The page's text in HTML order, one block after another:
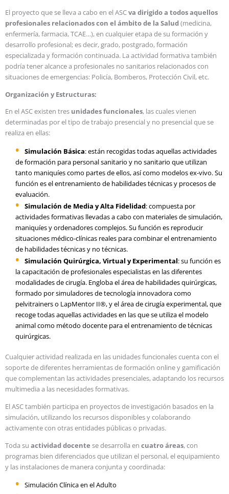
El proyecto que se lleva a cabo en el ASCva dirigido a todos aquellos
profesionales relacionados con el ámbito de la Salud(medicina,
enfermería, farmacia, TCAE…), en cualquier etapa de su formación y
desarrollo profesional; es decir, grado, postgrado, formación
especializada y formación continuada. La actividad formativa también
podría tener alcance a profesionales no sanitarios relacionados con
situaciones de emergencias: Policía, Bomberos, Protección Civil, etc.
Organización y Estructuras:
En el ASC existen tres unidades funcionales, las cuales vienen
determinadas por el tipo de trabajo presencial y no presencial que se
realiza en ellas:
Simulación Básica: están recogidas todas aquellas actividades
de formación para personal sanitario y no sanitario que utilizan
tanto maniquíes como partes de ellos, así como modelos ex-vivo. Su
función es el entrenamiento de habilidades técnicas y procesos de
evaluación.
Simulación de Media y Alta Fidelidad: compuesta por
actividades formativas llevadas a cabo con materiales de simulación,
maniquíes y ordenadores complejos. Su función es reproducir
situaciones médico-clínicas reales para combinar el entrenamiento
de habilidades técnicas y no técnicas.
Simulación Quirúrgica, Virtual y Experimental: su función es
la capacitación de profesionales especialistas en las diferentes
modalidades de cirugía. Engloba el área de habilidades quirúrgicas,
formado por simuladores de tecnología innovadora como
pelvitrainers o LapMentor II®, y el área de cirugía experimental, que
recoge todas aquellas actividades en las que se utiliza el modelo
animal como método docente para el entrenamiento de técnicas
quirúrgicas.
Cualquier actividad realizada en las unidades funcionales cuenta con el
soporte de diferentes herramientas de formación online y gamificación
que complementan las actividades presenciales, adaptando los recursos
multimedia a las necesidades formativas.
El ASC también participa en proyectos de investigación basados en la
simulación, utilizando los recursos disponibles y colaborando
activamente con otras entidades públicas o privadas.
Toda su actividad docente se desarrolla en cuatro áreas, con
programas bien diferenciados que utilizan el personal, el equipamiento
y las instalaciones de manera conjunta y coordinada:
Simulación Clínica en el Adulto